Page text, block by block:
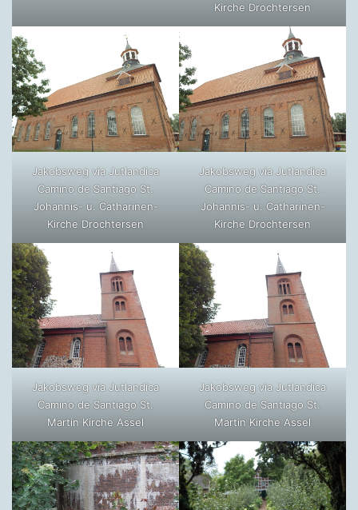
Kirche Drochtersen
Jakobsweg via Jutlandica
Camino de Santiago St.
Johannis- u. Catharinen-
Kirche Drochtersen
Jakobsweg via Jutlandica
Camino de Santiago St.
Johannis- u. Catharinen-
Kirche Drochtersen
Jakobsweg via Jutlandica
Camino de Santiago St.
Martin Kirche Assel
Jakobsweg via Jutlandica
Camino de Santiago St.
Martin Kirche Assel